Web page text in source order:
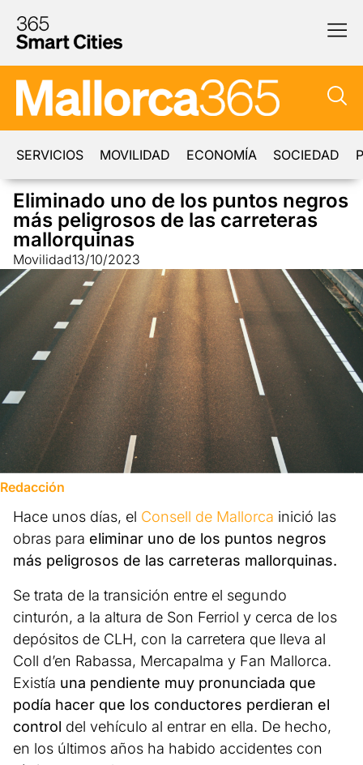
SERVICIOS MOVILIDAD ECONOMÍA SOCIEDAD
Eliminado uno de los puntos negros
más peligrosos de las carreteras
mallorquinas
Movilidad13/10/2023
Redacción
Hace unos días, el Consell de Mallorca inició las
obras para eliminar uno de los puntos negros
más peligrosos de las carreteras mallorquinas.
Se trata de la transición entre el segundo
cinturón, a la altura de Son Ferriol y cerca de los
depósitos de CLH, con la carretera que lleva al
Coll d’en Rabassa, Mercapalma y Fan Mallorca.
Existía una pendiente muy pronunciada que
podía hacer que los conductores perdieran el
control del vehículo al entrar en ella. De hecho,
en los últimos años ha habido accidentes con